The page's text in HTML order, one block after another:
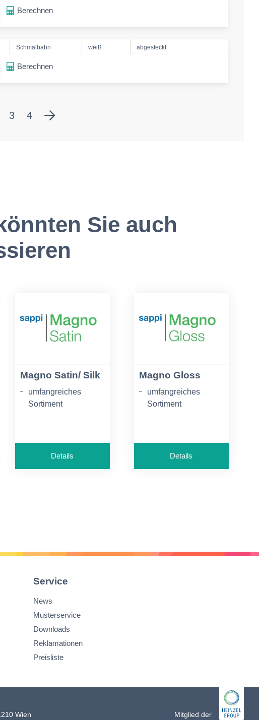
amount
Berechnen
Schmalbahn weiß abgesteckt
amount
Berechnen
3 4
Sie auch
Magno Satin/ Silk
umfangreiches
Sortiment
Wiedergabe von
Intensität, Farbe und
Details
Magno Gloss
umfangreiches
Sortiment
Intensität, Farbe und
Details
herausragende
Details
Service
News
Musterservice
Downloads
Reklamationen
Preisliste
Wien Mitglied der